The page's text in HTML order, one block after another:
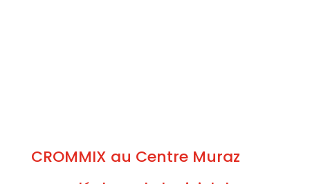
CROMMIX au Centre Muraz